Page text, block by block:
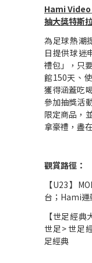
Hami Video
抽大獎特斯
為足球熱潮
日提供球迷
禮包」，只
館150天、
獲得涵蓋吃
參加抽獎活
限定商品，
拿豪禮，盡
觀賞路徑：
【U23】
台； Hami運
【世足經典
世足 >世足
足經典